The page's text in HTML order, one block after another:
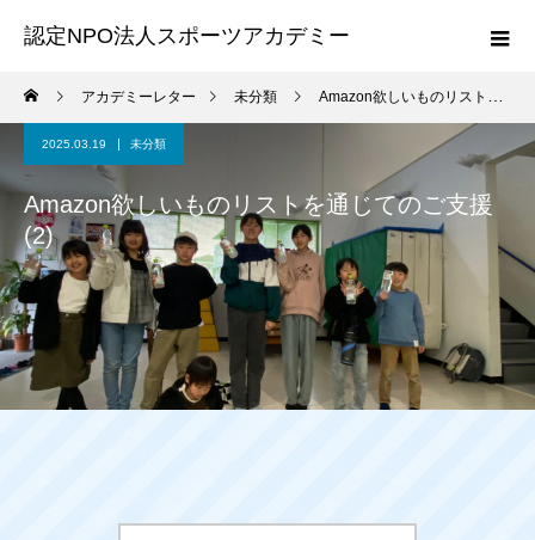
認定NPO法人スポーツアカデミー
アカデミーレター 未分類 Amazon欲しいものリストを通じてのご支援(2)
2025.03.19 未分類
Amazon欲しいものリストを通じてのご支援
(2)